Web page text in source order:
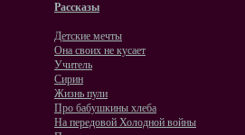
Рассказы
Детские мечты
Она своих не кусает
Учитель
Сирин
Жизнь пули
Про бабушкины хлеба
На передовой Холодной войны